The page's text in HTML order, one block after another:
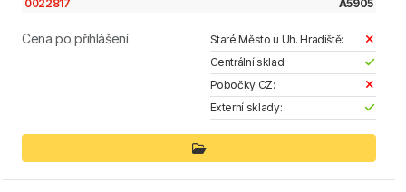
0022817 A5905
Cena po přihlášení
Staré Město u Uh. Hradiště:
Centrální sklad:
Pobočky CZ:
Externí sklady: